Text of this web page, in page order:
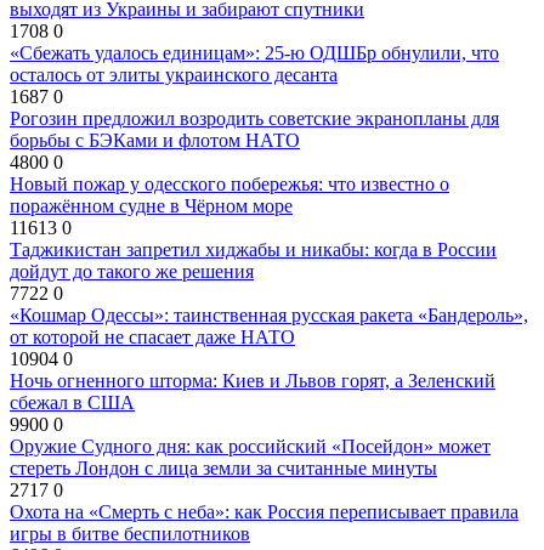
выходят из Украины и забирают спутники
1708 0
«Сбежать удалось единицам»: 25-ю ОДШБр обнулили, что
осталось от элиты украинского десанта
1687 0
Рогозин предложил возродить советские экранопланы для
борьбы с БЭКами и флотом НАТО
4800 0
Новый пожар у одесского побережья: что известно о
поражённом судне в Чёрном море
11613 0
Таджикистан запретил хиджабы и никабы: когда в России
дойдут до такого же решения
7722 0
«Кошмар Одессы»: таинственная русская ракета «Бандероль»,
от которой не спасает даже НАТО
10904 0
Ночь огненного шторма: Киев и Львов горят, а Зеленский
сбежал в США
9900 0
Оружие Судного дня: как российский «Посейдон» может
стереть Лондон с лица земли за считанные минуты
2717 0
Охота на «Смерть с неба»: как Россия переписывает правила
игры в битве беспилотников